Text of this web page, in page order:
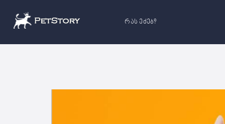
რას ეძებ?